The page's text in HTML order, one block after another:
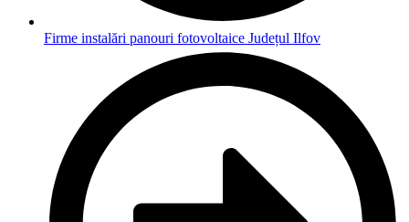
Firme instalări panouri fotovoltaice Județul Ilfov